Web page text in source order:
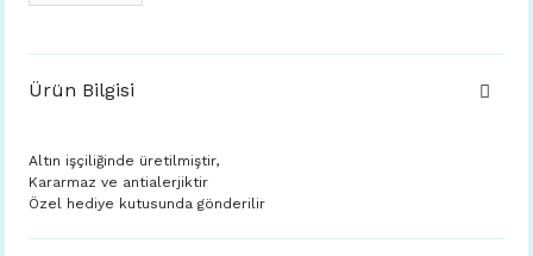
Ürün Bilgisi
Altın işçiliğinde üretilmiştir,
Kararmaz ve antialerjiktir
Özel hediye kutusunda gönderilir